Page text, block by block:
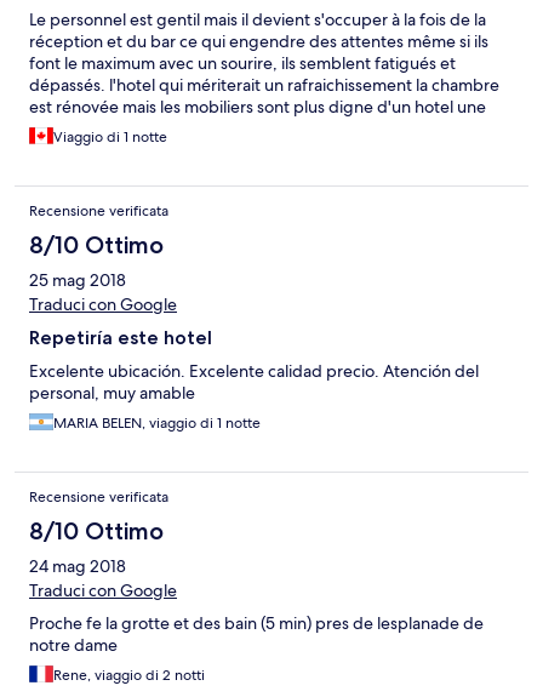
provided. Tv selection is limited to French and Italian. Reception
was helpful whenever I asked questions. It’s right by the bridge
to the the front gates of the bacilica. About a 5 min walk and
you’re at the bacilica. WHY I’D STAT AGAIN - location, straight
forward service, basic but modern room & bathroom.
Le personnel est gentil mais il devient s'occuper à la fois de la
réception et du bar ce qui engendre des attentes même si ils
font le maximum avec un sourire, ils semblent fatigués et
dépassés. l'hotel qui mériterait un rafraichissement la chambre
est rénovée mais les mobiliers sont plus digne d'un hotel une
étoile tout au plus (ex: chaise pliable en plastique!). la chambre
est petite , le nécessaire de toilette de qualité et quantité
était raisonnable (6 euros)
Viaggio di 1 notte
Recensione verificata
8/10 Ottimo
25 mag 2018
Traduci con Google
Repetiría este hotel
Excelente ubicación. Excelente calidad precio. Atención del
personal, muy amable
MARIA BELEN, viaggio di 1 notte
Recensione verificata
8/10 Ottimo
24 mag 2018
Traduci con Google
Proche fe la grotte et des bain (5 min) pres de lesplanade de
notre dame
Rene, viaggio di 2 notti